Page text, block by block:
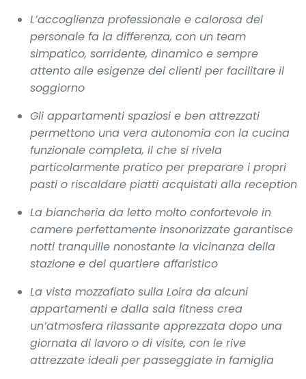
L’accoglienza professionale e calorosa del
personale fa la differenza, con un team
simpatico, sorridente, dinamico e sempre
attento alle esigenze dei clienti per facilitare il
soggiorno
Gli appartamenti spaziosi e ben attrezzati
permettono una vera autonomia con la cucina
funzionale completa, il che si rivela
particolarmente pratico per preparare i propri
pasti o riscaldare piatti acquistati alla reception
La biancheria da letto molto confortevole in
camere perfettamente insonorizzate garantisce
notti tranquille nonostante la vicinanza della
stazione e del quartiere affaristico
La vista mozzafiato sulla Loira da alcuni
appartamenti e dalla sala fitness crea
un’atmosfera rilassante apprezzata dopo una
giornata di lavoro o di visite, con le rive
attrezzate ideali per passeggiate in famiglia